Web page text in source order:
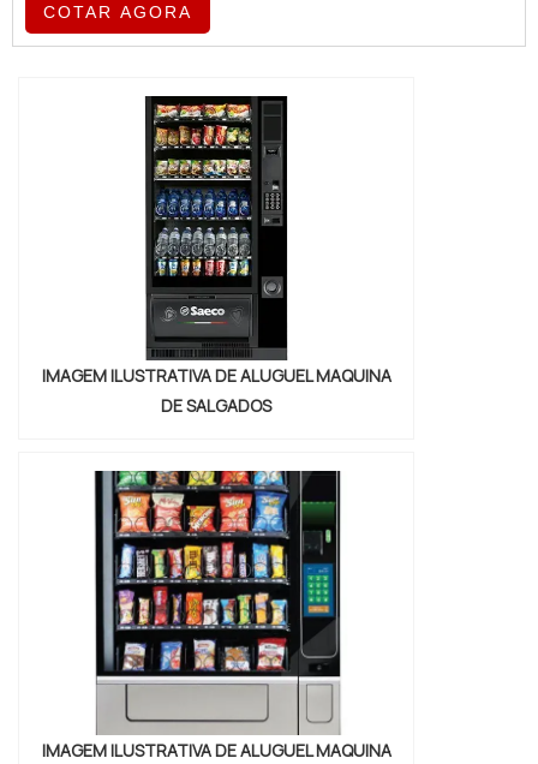
COTAR AGORA
IMAGEM ILUSTRATIVA DE ALUGUEL MAQUINA
DE SALGADOS
IMAGEM ILUSTRATIVA DE ALUGUEL MAQUINA